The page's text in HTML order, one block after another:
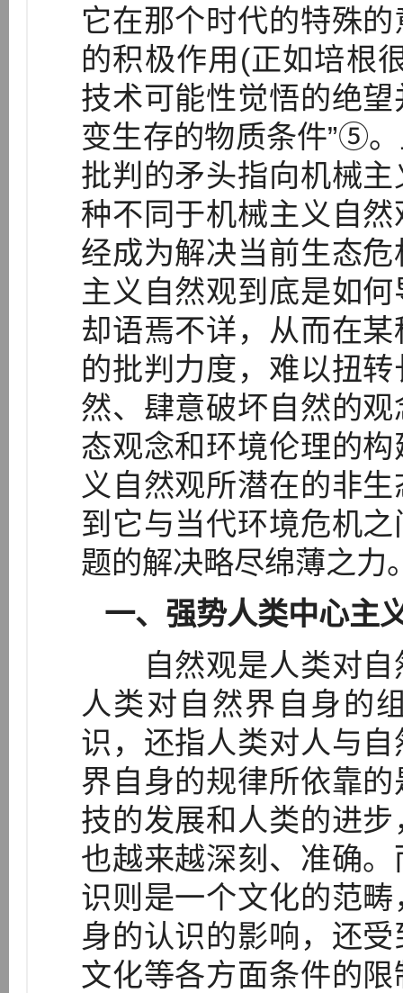
它在那个时代的特殊
的积极作用(正如培根
技术可能性觉悟的绝
变生存的物质条件”⑤
批判的矛头指向机械
种不同于机械主义自
经成为解决当前生态
主义自然观到底是如
却语焉不详，从而在
的批判力度，难以扭
然、肆意破坏自然的
态观念和环境伦理的
义自然观所潜在的非
到它与当代环境危机
题的解决略尽绵薄之力
一、强势人类中心主
自然观是人类对自
人类对自然界自身的
识，还指人类对人与
界自身的规律所依靠
技的发展和人类的进
也越来越深刻、准确
识则是一个文化的范
身的认识的影响，还
文化等各方面条件的